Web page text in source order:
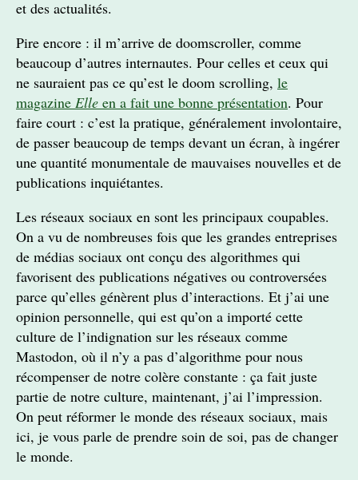
et des actualités.
Pire encore : il m’arrive de doomscroller, comme
beaucoup d’autres internautes. Pour celles et ceux qui
ne sauraient pas ce qu’est le doom scrolling, le
magazine Elle en a fait une bonne présentation. Pour
faire court : c’est la pratique, généralement involontaire,
de passer beaucoup de temps devant un écran, à ingérer
une quantité monumentale de mauvaises nouvelles et de
publications inquiétantes.
Les réseaux sociaux en sont les principaux coupables.
On a vu de nombreuses fois que les grandes entreprises
de médias sociaux ont conçu des algorithmes qui
favorisent des publications négatives ou controversées
parce qu’elles génèrent plus d’interactions. Et j’ai une
opinion personnelle, qui est qu’on a importé cette
culture de l’indignation sur les réseaux comme
Mastodon, où il n’y a pas d’algorithme pour nous
récompenser de notre colère constante : ça fait juste
partie de notre culture, maintenant, j’ai l’impression.
On peut réformer le monde des réseaux sociaux, mais
ici, je vous parle de prendre soin de soi, pas de changer
le monde.